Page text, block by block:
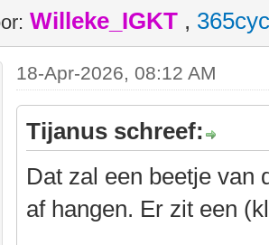
Willeke_IGKT ,
18-Apr-2026, 08:12 AM
Tijanus schreef:
Dat zal een beetje van
af hangen. Er zit een